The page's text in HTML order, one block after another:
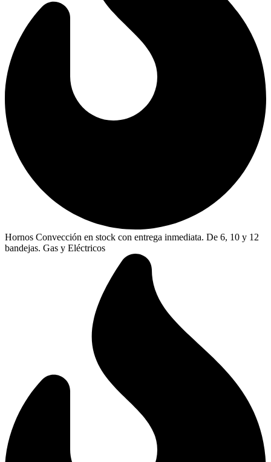
Hornos Convección en stock con entrega inmediata. De 6, 10 y 12
bandejas. Gas y Eléctricos